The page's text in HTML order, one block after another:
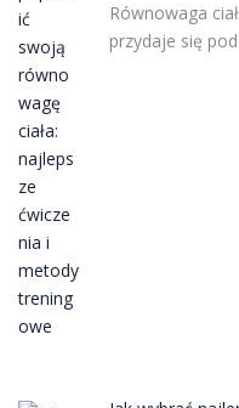
Równowaga
przydaje się